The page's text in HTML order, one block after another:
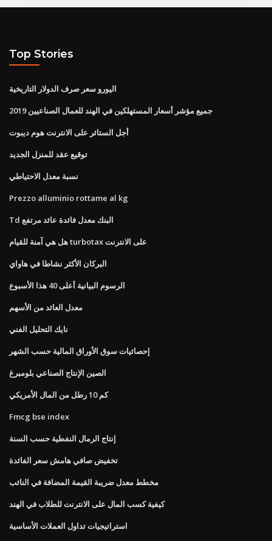
Top Stories
اليورو سعر صرف الدولار التاريخية
جميع مؤشر أسعار المستهلكين في الهند للعمال الصناعيين 2019
أجل الستائر على الانترنت هوم ديبوت
توقيع عقد للمنزل الجديد
نسبة معدل الاحتياطي
Prezzo alluminio rottame al kg
Td البنك معدل فائدة عائد مرتفع
هل هي آمنة للقيام turbotax على الانترنت
البركان الأكثر نشاطا في هاواي
الرسوم البيانية أعلى 40 هذا الأسبوع
معدل العائد من الأسهم
نايك التحليل الفني
إحصائيات سوق الأوراق المالية حسب الشهر
الصين الإنتاج الصناعي بلومبرغ
كم 10 رطل من المال الأمريكي
Fmcg bse index
إنتاج الرمال النفطية حسب السنة
تخفيض صافي هامش سعر الفائدة
مخطط معدل ضريبة القيمة المضافة في النائب
كيفية كسب المال على الانترنت للطلاب في الهند
استراتيجيات تداول العملات الأساسية